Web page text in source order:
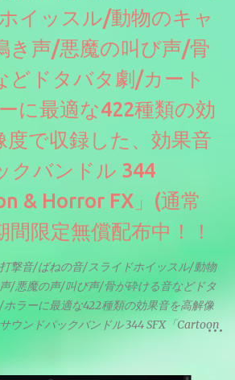
イッスル/動物のキャ
き声/悪魔の叫び声/骨
どドタバタ劇/カート
に最適な422種類の効
度で収録した、効果音
クバンドル 344
& Horror FX」(通常
限定無償配布中！！
打撃音/ばねの音/スライドホイッスル/動物
/悪魔の声/叫び声/骨が砕ける音などドタ
ラーに最適な422種類の効果音を高解像
ウンドパックバンドル 344 SFX「Cartoon